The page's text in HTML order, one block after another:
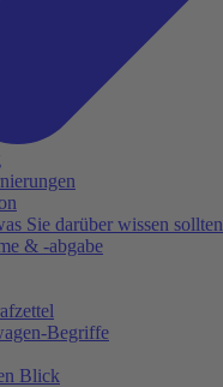
Sie darüber wissen sollten
& -abgabe
Begriffe
Blick